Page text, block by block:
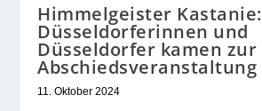
Himmelgeister Kastanie:
Düsseldorferinnen und
Düsseldorfer kamen zur
Abschiedsveranstaltung
11. Oktober 2024